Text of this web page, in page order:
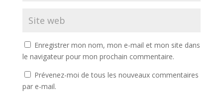
Enregistrer mon nom, mon e-mail et mon site dans
le navigateur pour mon prochain commentaire.
Prévenez-moi de tous les nouveaux commentaires
par e-mail.